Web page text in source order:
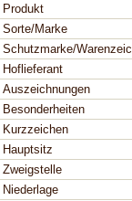
Produkt
Sorte/Marke
Schutzmarke/
Hoflieferant
Auszeichnungen
Besonderheiten
Kurzzeichen
Hauptsitz
Zweigstelle
Niederlage